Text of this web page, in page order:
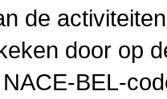
de
door op
BEL-